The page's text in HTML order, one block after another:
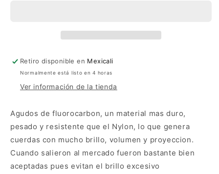
Retiro disponible en Mexicali
Normalmente está listo en 4 horas
Ver información de la tienda
Agudos de fluorocarbon, un material mas duro,
pesado y resistente que el Nylon, lo que genera
cuerdas con mucho brillo, volumen y proyeccion.
Cuando salieron al mercado fueron bastante bien
aceptadas pues evitan el brillo excesivo